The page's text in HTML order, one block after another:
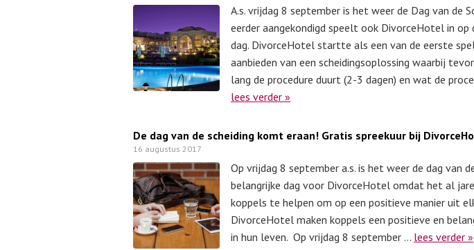
A.s. vrijdag 8 september is het weer de Dag van de
eerder aangekondigd speelt ook DivorceHotel in op
dag. DivorceHotel startte als een van de eerste
aanbieden van een scheidingsoplossing waarbij
lang de procedure duurt (2-3 dagen) en wat de
lees verder »
De dag van de scheiding komt eraan! Gratis spreekuur bij
16 augustus 2017
Op vrijdag 8 september a.s. is het weer de dag van
belangrijke dag voor DivorceHotel omdat het al
koppels te helpen om op een positieve manier uit
DivorceHotel maken koppels een positieve en
in hun leven. Op vrijdag 8 september … lees verder »